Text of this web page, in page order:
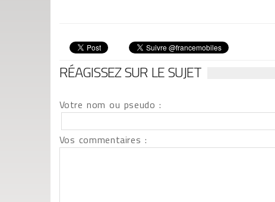
RÉAGISSEZ SUR LE SUJET
Votre nom ou pseudo :
Vos commentaires :